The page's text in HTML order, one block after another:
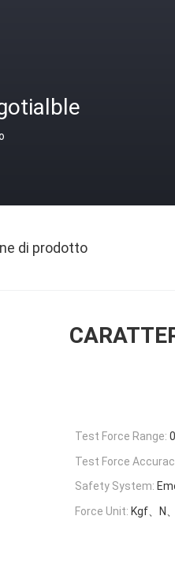
di prodotto
Test Force Range:
Test Force
Safety System:
Force Unit: Kgf、N